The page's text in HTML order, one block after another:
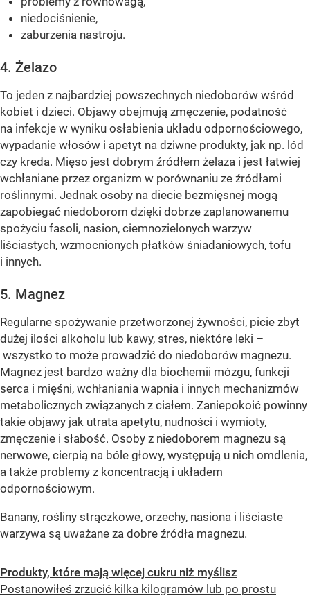
niedociśnienie,
zaburzenia nastroju.
4. Żelazo
To jeden z najbardziej powszechnych niedoborów wśród
kobiet i dzieci. Objawy obejmują zmęczenie, podatność
na infekcje w wyniku osłabienia układu odpornościowego,
wypadanie włosów i apetyt na dziwne produkty, jak np. lód
czy kreda. Mięso jest dobrym źródłem żelaza i jest łatwiej
wchłaniane przez organizm w porównaniu ze źródłami
roślinnymi. Jednak osoby na diecie bezmięsnej mogą
zapobiegać niedoborom dzięki dobrze zaplanowanemu
spożyciu fasoli, nasion, ciemnozielonych warzyw
liściastych, wzmocnionych płatków śniadaniowych, tofu
i innych.
5. Magnez
Regularne spożywanie przetworzonej żywności, picie zbyt
dużej ilości alkoholu lub kawy, stres, niektóre leki –
wszystko to może prowadzić do niedoborów magnezu.
Magnez jest bardzo ważny dla biochemii mózgu, funkcji
serca i mięśni, wchłaniania wapnia i innych mechanizmów
metabolicznych związanych z ciałem. Zaniepokoić powinny
takie objawy jak utrata apetytu, nudności i wymioty,
zmęczenie i słabość. Osoby z niedoborem magnezu są
nerwowe, cierpią na bóle głowy, występują u nich omdlenia,
a także problemy z koncentracją i układem
odpornościowym.
Banany, rośliny strączkowe, orzechy, nasiona i liściaste
warzywa są uważane za dobre źródła magnezu.
Produkty, które mają więcej cukru niż myślisz
Postanowiłeś zrzucić kilka kilogramów lub po prostu